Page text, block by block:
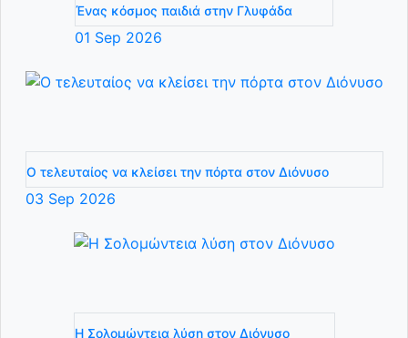
Ένας κόσμος παιδιά στην Γλυφάδα
01 Sep 2026
Ο τελευταίος να κλείσει την πόρτα στον Διόνυσο
03 Sep 2026
Η Σολομώντεια λύση στον Διόνυσο